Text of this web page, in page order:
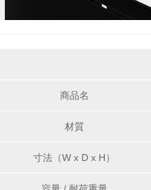
商品名
材質
寸法（W x D x H）